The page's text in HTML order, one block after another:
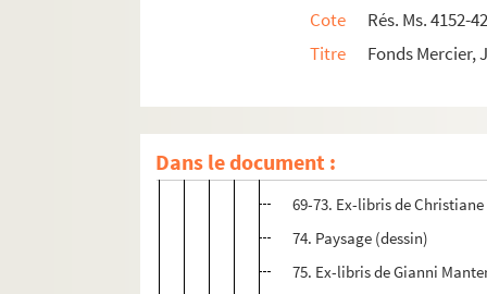
Cote
Rés. Ms. 4152-
Titre
Fonds Mercier,
Dans le document :67-68. Ex-libris d'André
69-73. Ex-libris de
74. Paysage (dessin)
75. Ex-libris de Gianni